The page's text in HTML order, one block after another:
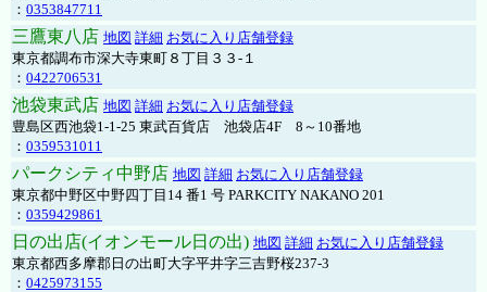
： 0353847711
三鷹東八店 地図 詳細 お気に入り店舗登録
東京都調布市深大寺東町８丁目３３-１
： 0422706531
池袋東武店 地図 詳細 お気に入り店舗登録
豊島区西池袋1-1-25 東武百貨店 池袋店4F 8～10番地
： 0359531011
パークシティ中野店 地図 詳細 お気に入り店舗登録
東京都中野区中野四丁目14 番1 号 PARKCITY NAKANO 201
： 0359429861
日の出店(イオンモール日の出) 地図 詳細 お気に入り店舗登録
東京都西多摩郡日の出町大字平井字三吉野桜237-3
： 0425973155